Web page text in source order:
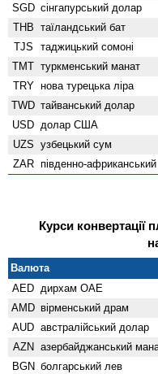
SGD сінгапурський долар
THB таїландський бат
TJS таджицький сомоні
TMT туркменський манат
TRY нова турецька ліра
TWD тайванський долар
USD долар США
UZS узбецький сум
ZAR південно-
Курси конвертації
Валюта
AED дирхам ОАЕ
AMD вiрменський драм
AUD австралійський долар
AZN азербайджанський
BGN болгарський лев